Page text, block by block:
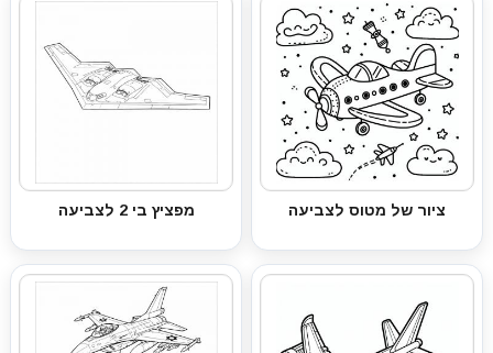
ציור של מטוס לצביעה מפציץ בי 2 לצביעה